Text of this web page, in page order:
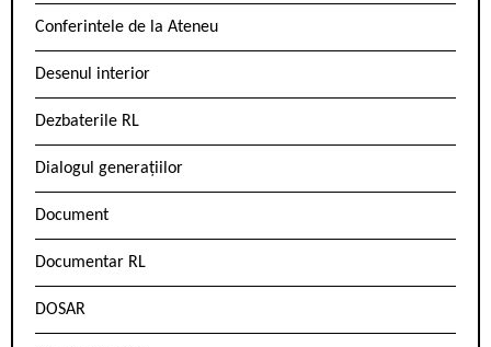
Conferintele de la Ateneu
Desenul interior
Dezbaterile RL
Dialogul generațiilor
Document
Documentar RL
DOSAR